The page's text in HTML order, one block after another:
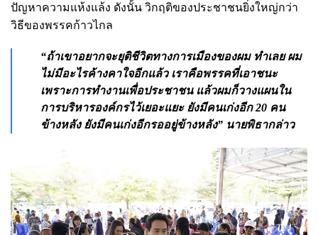
ปัญหาความแห้งแล้ง ดังนั้น วิกฤติของประชาชนยิ่งใหญ่กว่า
วิธีของพรรคก้าวไกล
“ถ้าเขาอยากจะยุติชีวิตทางการเมืองของผม ทำเลย ผม
ไม่มีอะไรค้างคาใจอีกแล้ว เราคือพรรคที่เอาชนะ
เพราะการทำงานเพื่อประชาชน แล้วผมก็วางแผนใน
การบริหารองค์กรไว้เยอะแยะ ยังมีคนเก่งอีก 20 คน
ข้างหลัง ยังมีคนเก่งอีกรออยู่ข้างหลัง” นายพิธากล่าว